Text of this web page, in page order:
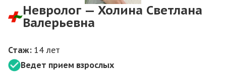
Невролог — Холина Светлана
Валерьевна
Стаж: 14 лет
Ведет прием взрослых